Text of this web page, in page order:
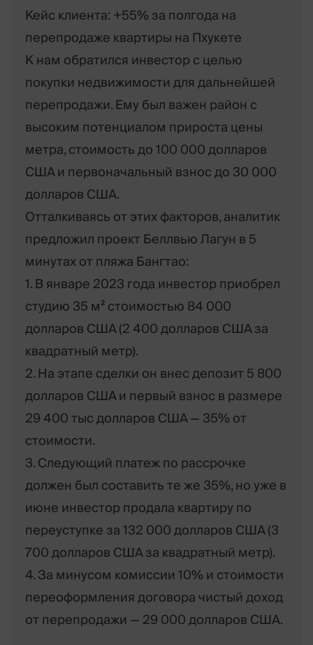
Кейс клиента: +55% за полгода на
перепродаже квартиры на Пхукете
К нам обратился инвестор с целью
покупки недвижимости для дальнейшей
перепродажи. Ему был важен район с
высоким потенциалом прироста цены
метра, стоимость до 100 000 долларов
США и первоначальный взнос до 30 000
долларов США.
Отталкиваясь от этих факторов, аналитик
предложил проект Беллвью Лагун в 5
минутах от пляжа Бангтао:
1. В январе 2023 года инвестор приобрел
студию 35 м² стоимостью 84 000
долларов США (2 400 долларов США за
квадратный метр).
2. На этапе сделки он внес депозит 5 800
долларов США и первый взнос в размере
29 400 тыс долларов США — 35% от
стоимости.
3. Следующий платеж по рассрочке
должен был составить те же 35%, но уже в
июне инвестор продала квартиру по
переуступке за 132 000 долларов США (3
700 долларов США за квадратный метр).
4. За минусом комиссии 10% и стоимости
переоформления договора чистый доход
от перепродажи — 29 000 долларов США.